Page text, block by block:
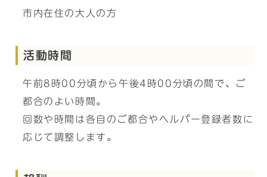
市内在住の大人の方
活動時間
午前8時00分頃から午後4時00分頃の間で、ご
都合のよい時間。
回数や時間は各自のご都合やヘルパー登録者数に
応じて調整します。